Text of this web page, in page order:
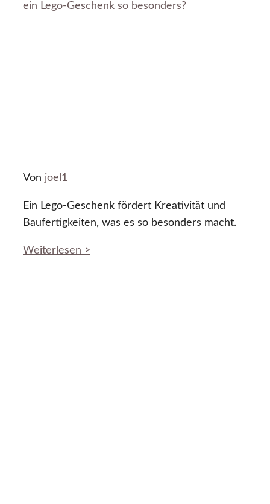
ein Lego-Geschenk so besonders?
Von joel1
Ein Lego-Geschenk fördert Kreativität und
Baufertigkeiten, was es so besonders macht.
Weiterlesen >